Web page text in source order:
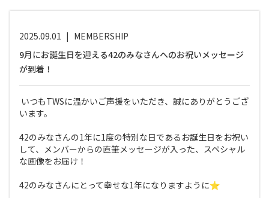
2025.09.01 | MEMBERSHIP
9月にお誕生日を迎える42のみなさんへのお祝いメッセージ
が到着！
いつもTWSに温かいご声援をいただき、誠にありがとうござ
います。
42のみなさんの1年に1度の特別な日であるお誕生日をお祝い
して、メンバーからの直筆メッセージが入った、スペシャル
な画像をお届け！
42のみなさんにとって幸せな1年になりますように⭐︎